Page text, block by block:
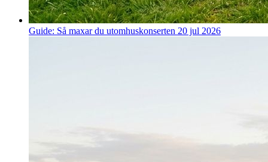
Guide: Så maxar du utomhuskonserten 20 jul 2026